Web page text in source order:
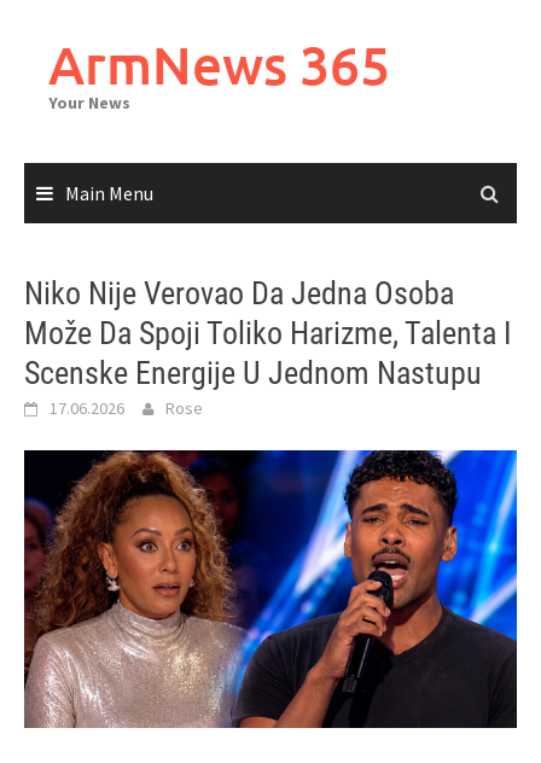
contentArmNews 365
Your News
Main Menu
Niko Nije Verovao Da Jedna Osoba
Može Da Spoji Toliko Harizme, Talenta I
Scenske Energije U Jednom Nastupu
17.06.2026 Rose